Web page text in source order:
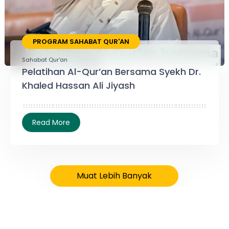
PROGRAM SAHABAT QUR'AN
Sahabat Qur'an
Pelatihan Al-Qur’an Bersama Syekh Dr.
Khaled Hassan Ali Jiyash
Muat Lebih Banyak